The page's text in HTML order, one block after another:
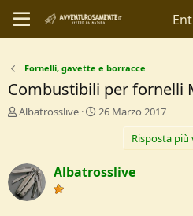
Fornelli, gavette e borracce
Combustibili per fornelli
C
t
o
r
Albatrosslive
D
d
i
26 Marzo 2017
Risposta
Albatrosslive